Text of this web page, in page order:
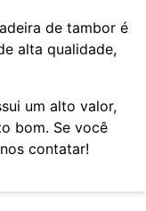
de tambor é
alta qualidade,
um alto valor,
bom. Se você
contatar!